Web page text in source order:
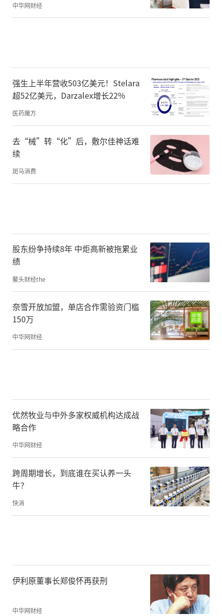
中华网财经
强生上半年营收503亿美元！Stelara
超52亿美元，Darzalex增长22%
医药魔方
去“械”转“化”后，敷尔佳神话难
续
斑马消费
股东纷争持续8年 中炬高新被拖累业
绩
鳌头财经the
奈雪开放加盟，单店合作需验资门槛
150万
中华网财经
优然牧业与中外多家权威机构达成战
略合作
中华网财经
跨周期增长，到底谁在买认养一头
牛？
快消
伊利原董事长郑俊怀再获刑
中华网财经